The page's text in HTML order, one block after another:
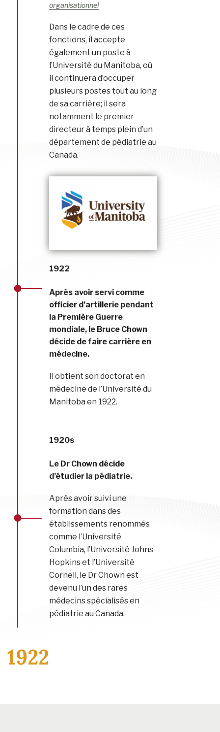
organisationnel
Dans le cadre de ces
fonctions, il accepte
également un poste à
l’Université du Manitoba, où
il continuera d’occuper
plusieurs postes tout au long
de sa carrière; il sera
notamment le premier
directeur à temps plein d’un
département de pédiatrie au
Canada.
1922
Après avoir servi comme
officier d’artillerie pendant
la Première Guerre
mondiale, le Bruce Chown
décide de faire carrière en
médecine.
Il obtient son doctorat en
médecine de l’Université du
Manitoba en 1922.
1920s
Le Dr Chown décide
d’étudier la pédiatrie.
Après avoir suivi une
formation dans des
établissements renommés
comme l’Université
Columbia, l’Université Johns
Hopkins et l’Université
Cornell, le Dr Chown est
devenu l’un des rares
médecins spécialisés en
pédiatrie au Canada.
1922